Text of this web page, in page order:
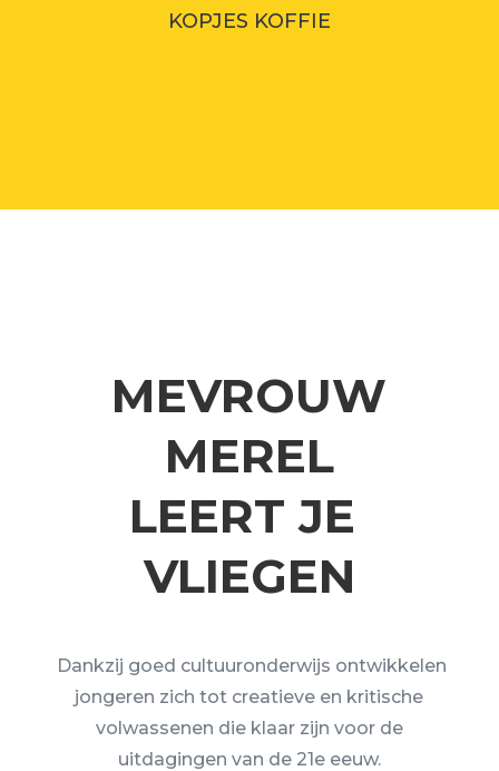
KOPJES KOFFIE
MEVROUW
MEREL
LEERT JE
VLIEGEN
Dankzij goed cultuuronderwijs ontwikkelen
jongeren zich tot creatieve en kritische
volwassenen die klaar zijn voor de
uitdagingen van de 21e eeuw.